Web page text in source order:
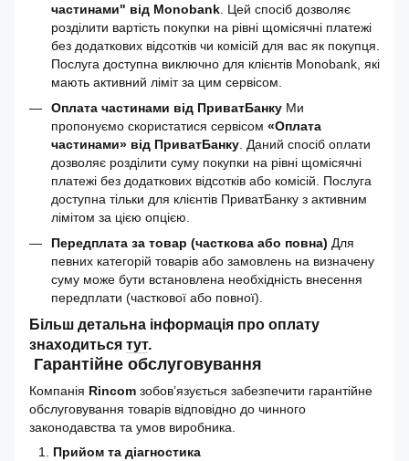
частинами" від Monobank . Цей спосіб дозволяє
розділити вартість покупки на рівні щомісячні платежі
без додаткових відсотків чи комісій для вас як покупця.
Послуга доступна виключно для клієнтів Monobank, які
мають активний ліміт за цим сервісом.
Оплата частинами від ПриватБанку Ми
пропонуємо скористатися сервісом «Оплата
частинами» від ПриватБанку . Даний спосіб оплати
дозволяє розділити суму покупки на рівні щомісячні
платежі без додаткових відсотків або комісій. Послуга
доступна тільки для клієнтів ПриватБанку з активним
лімітом за цією опцією.
Передплата за товар (часткова або повна) Для
певних категорій товарів або замовлень на визначену
суму може бути встановлена необхідність внесення
передплати (часткової або повної).
Більш детальна інформація про оплату
знаходиться тут.
Гарантійне обслуговування
Компанія Rincom зобов’язується забезпечити гарантійне
обслуговування товарів відповідно до чинного
законодавства та умов виробника.
Прийом та діагностика